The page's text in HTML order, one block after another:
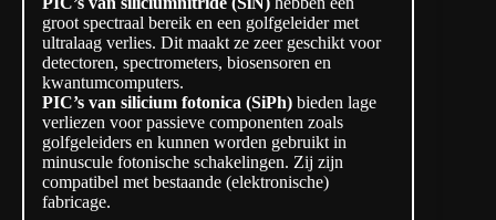
groot spectraal bereik en een golfgeleider met
ultralaag verlies. Dit maakt ze zeer geschikt voor
detectoren, spectrometers, biosensoren en
kwantumcomputers.
PIC’s van silicium fotonica (SiPh) bieden lage
verliezen voor passieve componenten zoals
golfgeleiders en kunnen worden gebruikt in
minuscule fotonische schakelingen. Zij zijn
compatibel met bestaande (elektronische)
fabricage.